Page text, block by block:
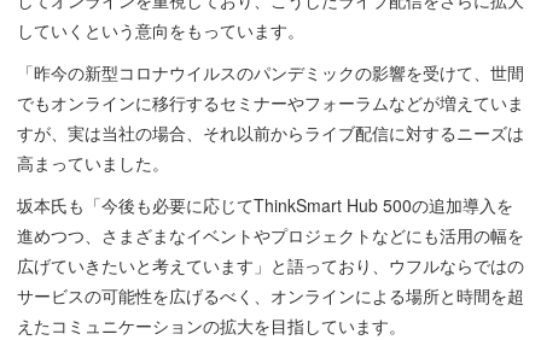
していくという意向をもっています。
「昨今の新型コロナウイルスのパンデミックの影響を受けて、世間
でもオンラインに移行するセミナーやフォーラムなどが増えていま
すが、実は当社の場合、それ以前からライブ配信に対するニーズは
高まっていました。
坂本氏も「今後も必要に応じてThinkSmart Hub 500の追加導入を
進めつつ、さまざまなイベントやプロジェクトなどにも活用の幅を
広げていきたいと考えています」と語っており、ウフルならではの
サービスの可能性を広げるべく、オンラインによる場所と時間を超
えたコミュニケーションの拡大を目指しています。